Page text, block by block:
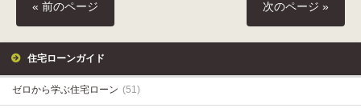
« 前のページ 次のページ »
住宅ローンガイド
ゼロから学ぶ住宅ローン (51)